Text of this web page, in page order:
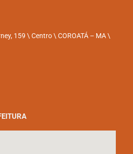
159 \ Centro \ COROATÁ – MA \